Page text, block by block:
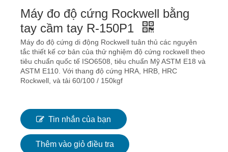
Máy đo độ cứng Rockwell bằng
tay cầm tay R-150P1
Máy đo độ cứng di động Rockwell tuân thủ các nguyên
tắc thiết kế cơ bản của thử nghiệm độ cứng rockwell theo
tiêu chuẩn quốc tế ISO6508, tiêu chuẩn Mỹ ASTM E18 và
ASTM E110. Với thang độ cứng HRA, HRB, HRC
Rockwell, và tải 60/100 / 150kgf
Tin nhắn của bạn
Thêm vào giỏ điều tra